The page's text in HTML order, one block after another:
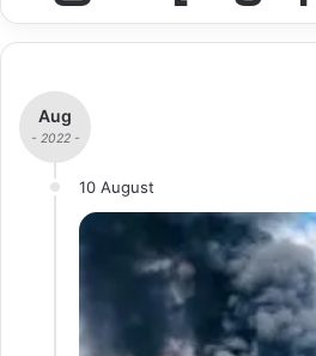
Aug
- 2022 -
10 August